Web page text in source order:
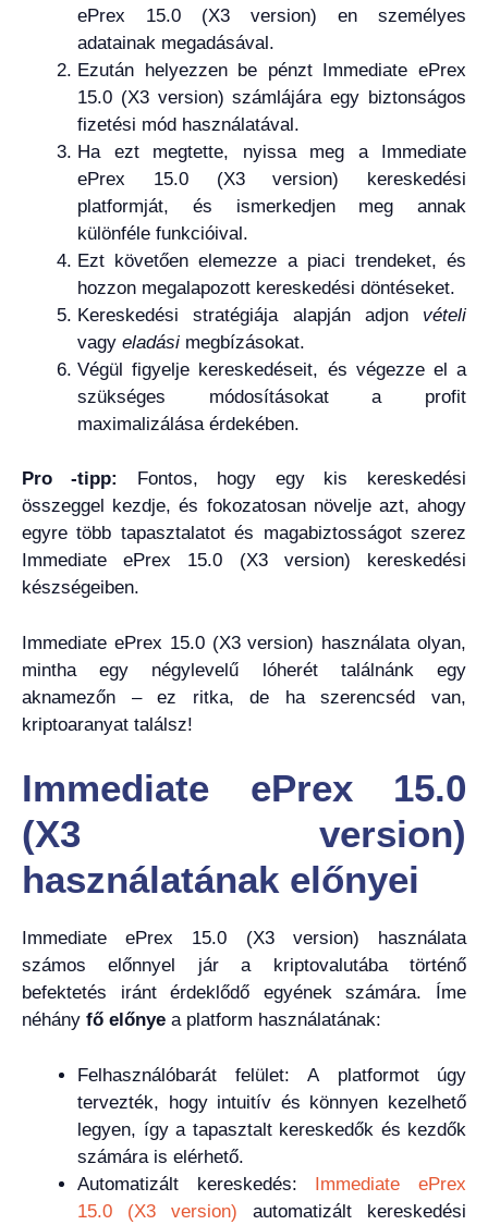
ePrex 15.0 (X3 version) en személyes
adatainak megadásával.
Ezután helyezzen be pénzt Immediate ePrex
15.0 (X3 version) számlájára egy biztonságos
fizetési mód használatával.
Ha ezt megtette, nyissa meg a Immediate
ePrex 15.0 (X3 version) kereskedési
platformját, és ismerkedjen meg annak
különféle funkcióival.
Ezt követően elemezze a piaci trendeket, és
hozzon megalapozott kereskedési döntéseket.
Kereskedési stratégiája alapján adjon vételi
vagy eladási megbízásokat.
Végül figyelje kereskedéseit, és végezze el a
szükséges módosításokat a profit
maximalizálása érdekében.
Pro -tipp:
Fontos, hogy egy kis kereskedési
összeggel kezdje, és fokozatosan növelje azt, ahogy
egyre több tapasztalatot és magabiztosságot szerez
Immediate ePrex 15.0 (X3 version) kereskedési
készségeiben.
Immediate ePrex 15.0 (X3 version) használata olyan,
mintha egy négylevelű lóherét találnánk egy
aknamezőn – ez ritka, de ha szerencséd van,
kriptoaranyat találsz!
Immediate ePrex 15.0
(X3 version)
használatának előnyei
Immediate ePrex 15.0 (X3 version) használata
számos előnnyel jár a kriptovalutába történő
befektetés iránt érdeklődő egyének számára. Íme
néhány fő előnye a platform használatának:
Felhasználóbarát felület: A platformot úgy
tervezték, hogy intuitív és könnyen kezelhető
legyen, így a tapasztalt kereskedők és kezdők
számára is elérhető.
Automatizált kereskedés: Immediate ePrex
15.0 (X3 version) automatizált kereskedési